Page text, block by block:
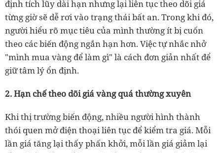
định tích lũy dài hạn nhưng lại liên tục theo dõi giá
từng giờ sẽ dễ rơi vào trạng thái bất an. Trong khi đó,
người hiểu rõ mục tiêu của mình thường ít bị cuốn
theo các biến động ngắn hạn hơn. Việc tự nhắc nhở
"mình mua vàng để làm gì" là cách đơn giản nhất để
giữ tâm lý ổn định.
2. Hạn chế theo dõi giá vàng quá thường xuyên
Khi thị trường biến động, nhiều người hình thành
thói quen mở điện thoại liên tục để kiểm tra giá. Mỗi
lần giá tăng lại thấy phấn khởi, mỗi lần giá giảm lại